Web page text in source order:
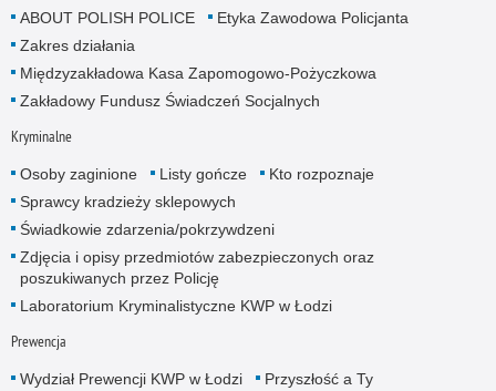
ABOUT POLISH POLICE
Etyka Zawodowa Policjanta
Zakres działania
Międzyzakładowa Kasa Zapomogowo-Pożyczkowa
Zakładowy Fundusz Świadczeń Socjalnych
Kryminalne
Osoby zaginione Listy gończe
Kto rozpoznaje
Sprawcy kradzieży sklepowych
Świadkowie zdarzenia/pokrzywdzeni
Zdjęcia i opisy przedmiotów zabezpieczonych oraz
poszukiwanych przez Policję
Laboratorium Kryminalistyczne KWP w Łodzi
Prewencja
Wydział Prewencji KWP w Łodzi Przyszłość a Ty